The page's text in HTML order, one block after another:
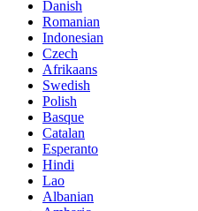
Danish
Romanian
Indonesian
Czech
Afrikaans
Swedish
Polish
Basque
Catalan
Esperanto
Hindi
Lao
Albanian